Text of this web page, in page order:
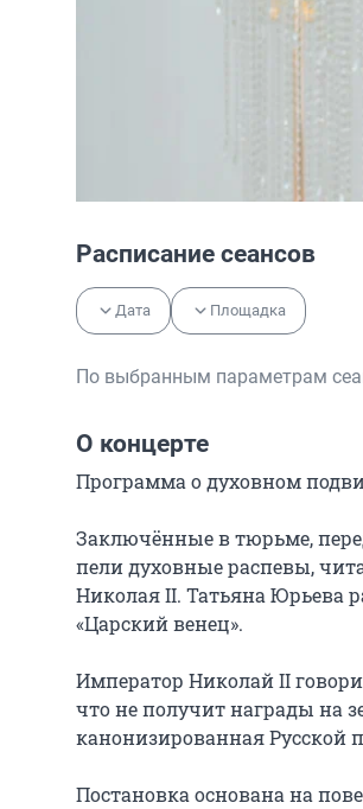
Расписание сеансов
Дата Площадка
По выбранным параметрам
О концерте
Программа о духовном
Заключённые в тюрьме,
пели духовные распевы,
Николая II. Татьяна Юрьева
«Царский венец».
Император Николай II
что не получит награды на
канонизированная Русской
Постановка основана на